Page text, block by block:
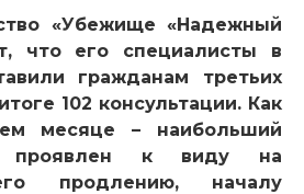
«Убежище «Надежный
что его специалисты в
гражданам третьих
102 консультации. Как
месяце – наибольший
проявлен к виду на
продлению, началу